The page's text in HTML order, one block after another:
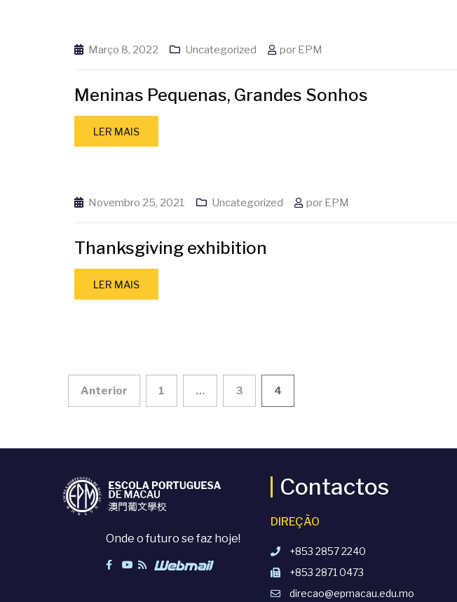
Março 8, 2022 Uncategorized por EPM
Meninas Pequenas, Grandes Sonhos
LER MAIS
Novembro 25, 2021 Uncategorized por EPM
Thanksgiving exhibition
LER MAIS
Paginação
Anterior 1 … 3 4
Onde o futuro se faz hoje!
Contactos
DIREÇÃO
+853 2857 2240
+853 2871 0473
direcao@epmacau.edu.mo